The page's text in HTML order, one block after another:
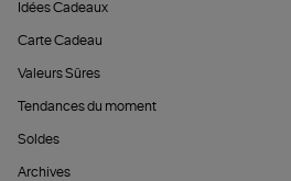
Idées Cadeaux
Carte Cadeau
Valeurs Sûres
Tendances du moment
Soldes
Archives